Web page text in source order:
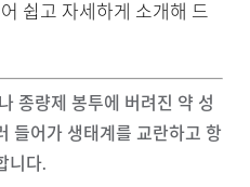
쉽고 자세하게 소개해 드
종량제 봉투에 버려진 약 성
들어가 생태계를 교란하고 항
니다.